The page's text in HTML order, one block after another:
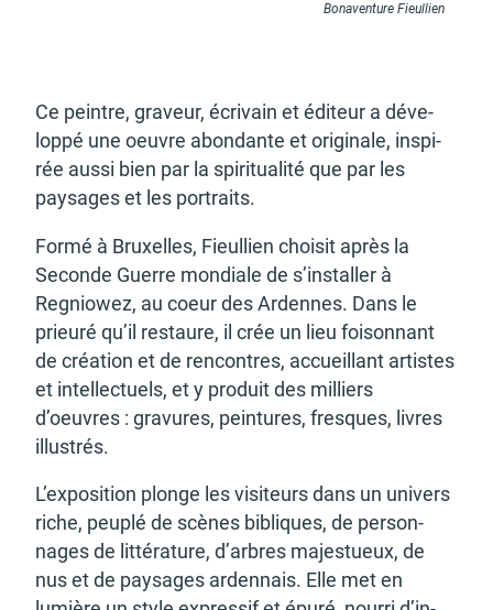
d'urbanisme
Demande de panneaux
Offres d'emploi
Pré-déclarer un sinistre
Bonaventure Fieullien
Ce peintre, graveur, écri­vain et éditeur a déve­
loppé une oeuvre abon­dante et origi­nale, inspi­
rée aussi bien par la spiri­tua­lité que par les
paysages et les portraits.
Formé à Bruxelles, Fieul­lien choi­sit après la
Seconde Guerre mondiale de s’ins­tal­ler à
Regnio­wez, au coeur des Ardennes. Dans le
prieuré qu’il restaure, il crée un lieu foison­nant
de créa­tion et de rencontres, accueillant artistes
et intel­lec­tuels, et y produit des milliers
d’oeuvres : gravures, pein­tures, fresques, livres
illus­trés.
L’ex­po­si­tion plonge les visi­teurs dans un univers
riche, peuplé de scènes bibliques, de person­
nages de litté­ra­ture, d’arbres majes­tueux, de
nus et de paysages arden­nais. Elle met en